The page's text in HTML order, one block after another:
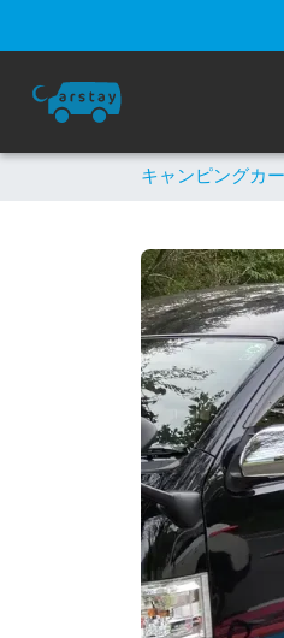
キャンピングカ